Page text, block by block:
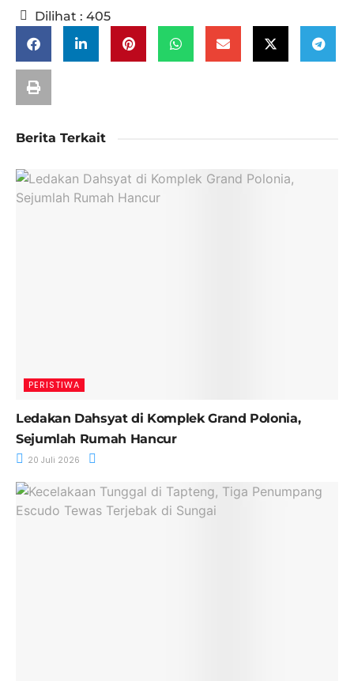
Dilihat : 405
Berita Terkait
PERISTIWA
Ledakan Dahsyat di Komplek Grand Polonia,
Sejumlah Rumah Hancur
20 Juli 2026